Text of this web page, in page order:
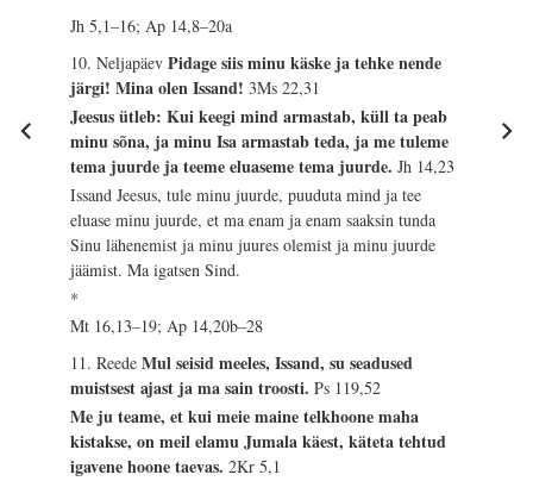
Jh 5,1–16; Ap 14,8–20a
10. NeljapäevPidage siis minu käske ja tehke nende
järgi! Mina olen Issand!3Ms 22,31
Jeesus ütleb: Kui keegi mind armastab, küll ta peab
minu sõna, ja minu Isa armastab teda, ja me tuleme
tema juurde ja teeme eluaseme tema juurde.Jh 14,23
Issand Jeesus, tule minu juurde, puuduta mind ja tee
eluase minu juurde, et ma enam ja enam saaksin tunda
Sinu lähenemist ja minu juures olemist ja minu juurde
jäämist. Ma igatsen Sind.
*
Mt 16,13–19; Ap 14,20b–28
11. ReedeMul seisid meeles, Issand, su seadused
muistsest ajast ja ma sain troosti.Ps 119,52
Me ju teame, et kui meie maine telkhoone maha
kistakse, on meil elamu Jumala käest, käteta tehtud
igavene hoone taevas.2Kr 5,1